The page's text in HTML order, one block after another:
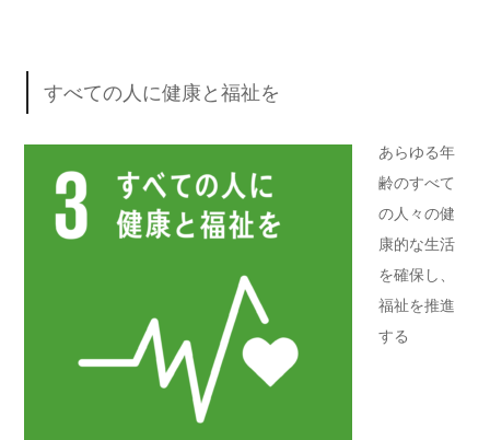
すべての人に健康と福祉を
あらゆる年
齢のすべて
の人々の健
康的な生活
を確保し、
福祉を推進
する